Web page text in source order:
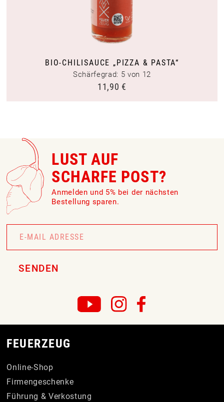
BIO-CHILISAUCE „PIZZA & PASTA“
Schärfegrad: 5 von 12
11,90 €
LUST AUF
SCHARFE POST?
Anmelden und 5% bei der nächsten
Bestellung sparen.
Newsletter
Signup
SENDEN
FEUERZEUG
Online-Shop
Firmengeschenke
Führung & Verkostung